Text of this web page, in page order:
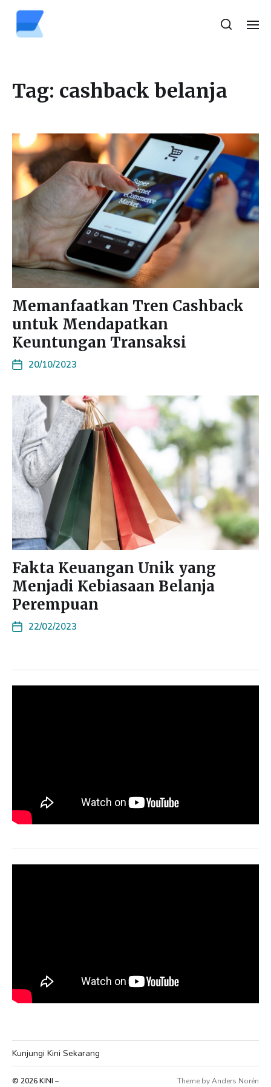
Tag: cashback belanja
Memanfaatkan Tren Cashback
untuk Mendapatkan
Keuntungan Transaksi
20/10/2023
Fakta Keuangan Unik yang
Menjadi Kebiasaan Belanja
Perempuan
22/02/2023
Kunjungi Kini Sekarang
© 2026KINI – Theme byAnders Norén